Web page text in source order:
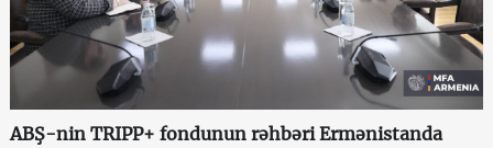
ABŞ-nin TRIPP+ fondunun rəhbəri Ermənistanda